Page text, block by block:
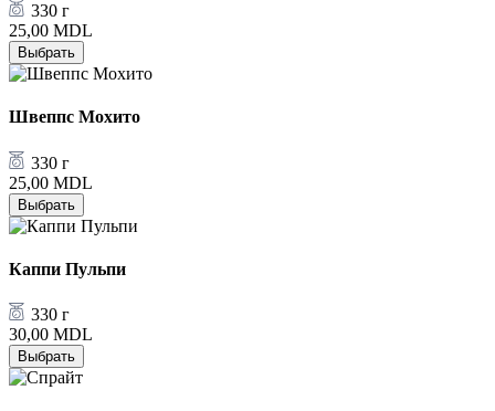
330 г
25,00 MDL
Выбрать
Швеппс Мохито
330 г
25,00 MDL
Выбрать
Каппи Пульпи
330 г
30,00 MDL
Выбрать